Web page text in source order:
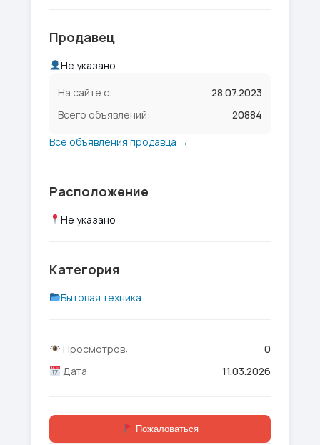
Продавец
Не указано
На сайте с:
28.07.2023
Всего объявлений:
20884
Все объявления продавца →
Расположение
Не указано
Категория
Бытовая техника
Просмотров:
0
Дата:
11.03.2026
Пожаловаться